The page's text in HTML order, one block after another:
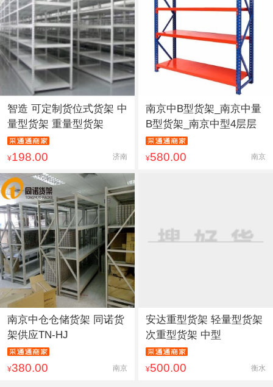
智造 可定制货位式货架 中
量型货架 重量型货架
¥198.00 济南
南京中B型货架_南京中量
B型货架_南京中型4层层
¥580.00 南京
南京中仓仓储货架 同诺货
架供应TN-HJ
¥380.00 南京
安达重型货架 轻量型货架
次重型货架 中型
¥500.00 衡水